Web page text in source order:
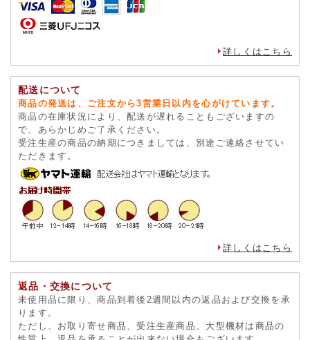
詳しくはこちら
配送について
商品の発送は、ご注文から3営業日以内を心がけています。
商品の在庫状況により、配送が遅れることもございますの
で、あらかじめご了承ください。
受注生産の商品の納期につきましては、別途ご連絡させてい
ただきます。
詳しくはこちら
返品・交換について
未使用品に限り、商品到着後2週間以内の返品および交換を承
ります。
ただし、お取り寄せ商品、受注生産商品、大型機材は商品の